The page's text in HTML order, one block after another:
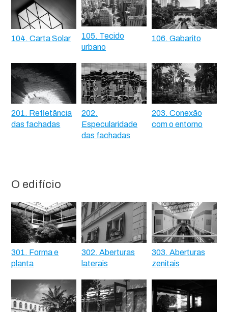
104. Carta Solar
105. Tecido
urbano
106. Gabarito
201. Refletância
das fachadas
202.
Especularidade
das fachadas
203. Conexão
com o entorno
O edifício
301. Forma e
planta
302. Aberturas
laterais
303. Aberturas
zenitais